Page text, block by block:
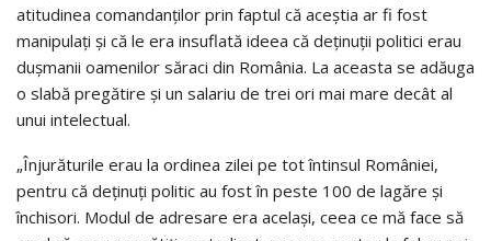
atitudinea comandanților prin faptul că aceștia ar fi fost
manipulați și că le era insuflată ideea că deținuții politici erau
dușmanii oamenilor săraci din România. La aceasta se adăuga
o slabă pregătire și un salariu de trei ori mai mare decât al
unui intelectual.
„Înjurăturile erau la ordinea zilei pe tot întinsul României,
pentru că deținuți politic au fost în peste 100 de lagăre și
închisori. Modul de adresare era același, ceea ce mă face să